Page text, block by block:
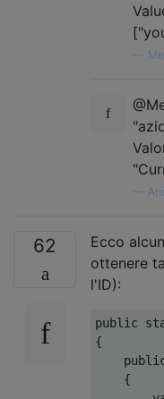
62
Ecco
ottenere
l'ID):
public
{
{